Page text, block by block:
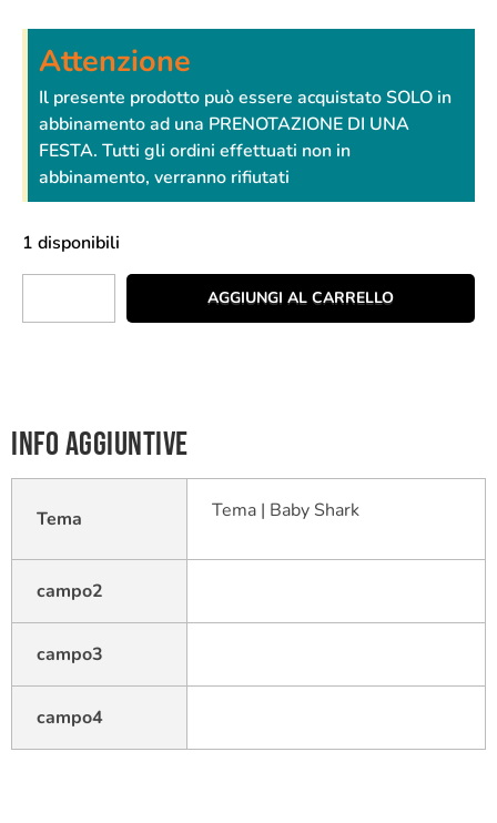
Attenzione
Il presente prodotto può essere acquistato SOLO in
abbinamento ad una PRENOTAZIONE DI UNA
FESTA. Tutti gli ordini effettuati non in
abbinamento, verranno rifiutati
1 disponibili
AGGIUNGI AL CARRELLO
Info aggiuntive
Tema Tema | Baby Shark
campo2
campo3
campo4